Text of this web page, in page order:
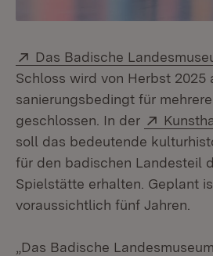
Extern:
Das Badische
Schloss wird von Herbst 2025
sanierungsbedingt für
geschlossen. In der
Extern:
soll das bedeutende
für den badischen Landesteil
Spielstätte erhalten. Geplant
voraussichtlich fünf Jahren.
„Das Badische